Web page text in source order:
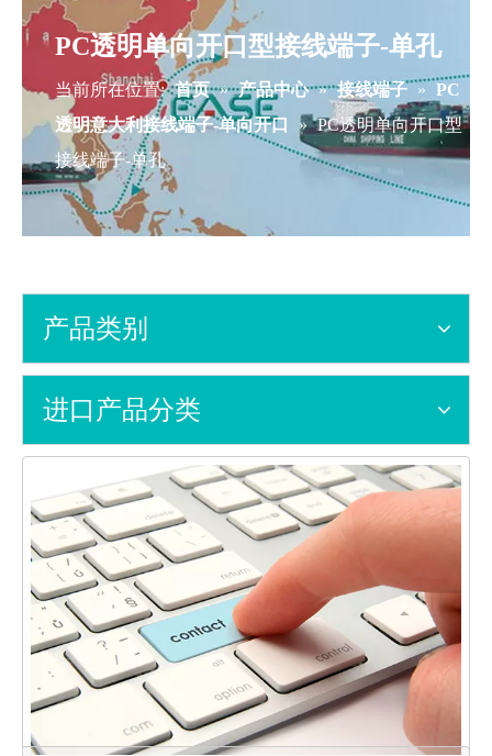
PC透明单向开口型接线端子-单孔
当前所在位置: 首页 » 产品中心 » 接线端子 » PC
透明意大利接线端子-单向开口
» PC透明单向开口型
接线端子-单孔
产品类别
进口产品分类